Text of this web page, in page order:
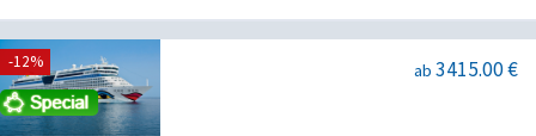
ab 3415.00 €
-12%